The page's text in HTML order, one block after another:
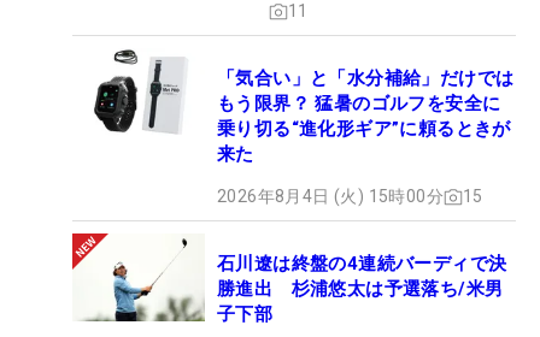
11
「気合い」と「水分補給」だけでは
もう限界？ 猛暑のゴルフを安全に
乗り切る“進化形ギア”に頼るときが
来た
2026年8月4日 (火) 15時00分 15
石川遼は終盤の4連続バーディで決
勝進出 杉浦悠太は予選落ち/米男
子下部